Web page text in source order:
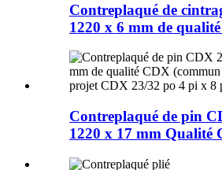
Contreplaqué de
1220 x 6 mm de
Contreplaqué de pin
1220 x 17 mm Qualité